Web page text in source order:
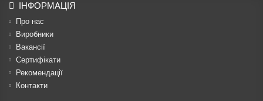
ІНФОРМАЦІЯ
Про нас
Виробники
Вакансії
Сертифікати
Рекомендації
Контакти